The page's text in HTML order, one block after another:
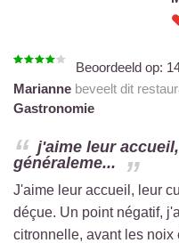
Beoordeeld op:
Marianne beveelt dit
Gastronomie
j'aime leur
généraleme...
J'aime leur accueil, leur
déçue. Un point négatif,
citronnelle, avant les